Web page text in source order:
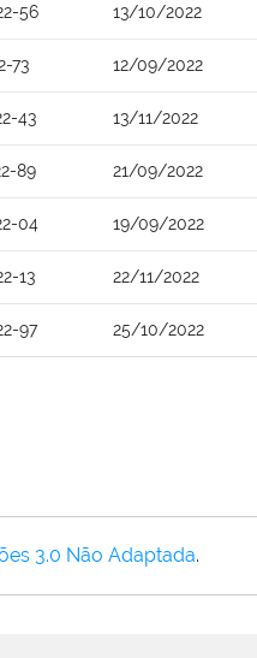
56 13/10/2022
73 12/09/2022
43 13/11/2022
89 21/09/2022
04 19/09/2022
13 22/11/2022
97 25/10/2022
3.0 Não Adaptada.